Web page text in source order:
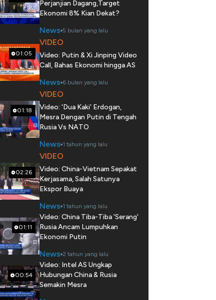
Perjanjian Dagang,Target
Ekonomi 8% Kian Dekat?
News 5 bulan yang lalu
01:05
VIDEO
Video: Putin & Xi Jinping Video
Call, Bahas Ekonomi hingga AS
News 6 bulan yang lalu
01:18
VIDEO
Video: 'Dua Kaki' Erdogan,
Mesra Dengan Putin di Tengah
Rusia Vs NATO
News 1 tahun yang lalu
02:26
VIDEO
Video: China-Vietnam Sepakat
Kerjasama, Salah Satunya
Ekspor Buaya
News 1 tahun yang lalu
01:11
Video: China Tiba-Tiba 'Serang'
Rusia Ancam Lumpuhkan
Ekonomi Putin
News 2 tahun yang lalu
00:54
Video: Intel AS Ungkap
Hubungan China & Rusia
Semakin Mesra